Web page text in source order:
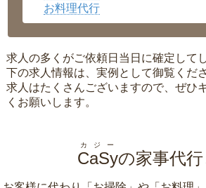
お料理代行
求人の多くがご依頼日当日に確定して
下の求人情報は、実例として御覧くださ
求人はたくさんございますので、ぜひ
くお願いします。
CaSy
カジー
の家事代